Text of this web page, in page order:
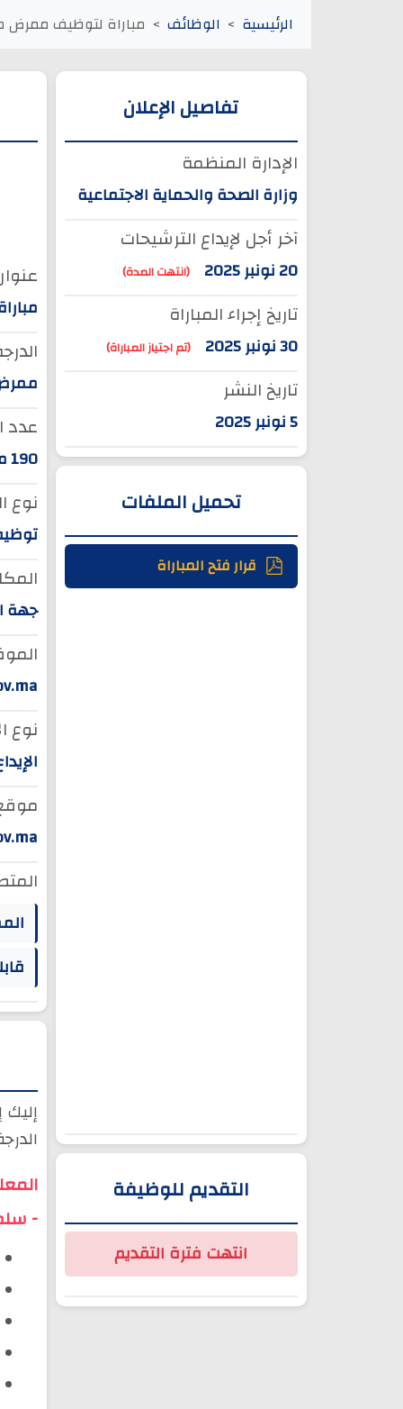
الرئيسية الوظائف مباراة لتوظيف ممرض
تفاصيل الإعلان
الإدارة المنظمة
وزارة الصحة والحماية الاجتماعية
آخر أجل لإيداع الترشيحات
20 نونبر 2025 (انتهت المدة)
تاريخ إجراء المباراة
30 نونبر 2025 (تم اجتياز المباراة)
تاريخ النشر
5 نونبر 2025
تحميل الملفات
قرار فتح المباراة
التقديم للوظيفة
انتهت فترة التقديم
عدد
190 منصبا
نوع
جهة
نوع
الدرجة
- سلم 10 | وزارة الصحة